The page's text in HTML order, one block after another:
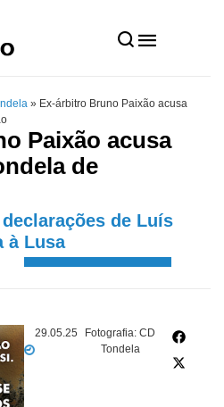
» Ex-árbitro Bruno Paixão acusa
Paixão acusa
de
de Luís
à Lusa
29.05.25
Fotografia: CD
Tondela